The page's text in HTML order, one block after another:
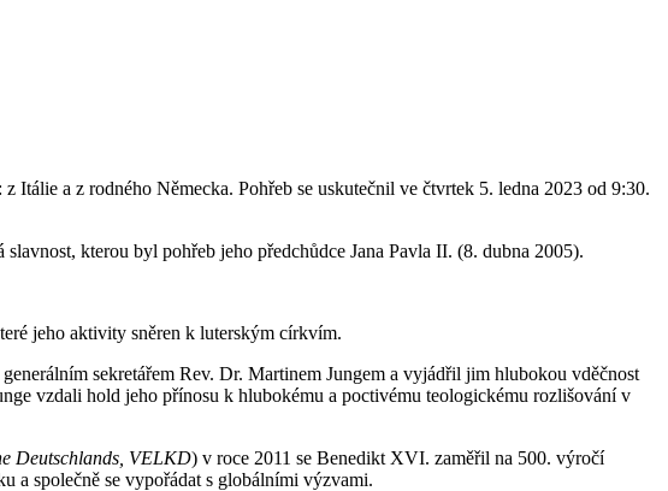
a z rodného Německa. Pohřeb se uskutečnil ve čtvrtek 5. ledna 2023 od 9:30.
kterou byl pohřeb jeho předchůdce Jana Pavla II. (8. dubna 2005).
jeho aktivity sněren k luterským církvím.
sekretářem Rev. Dr. Martinem Jungem a vyjádřil jim hlubokou vděčnost
vzdali hold jeho přínosu k hlubokému a poctivému teologickému rozlišování v
Deutschlands, VELKD) v roce 2011 se Benedikt XVI. zaměřil na 500. výročí
a společně se vypořádat s globálními výzvami.